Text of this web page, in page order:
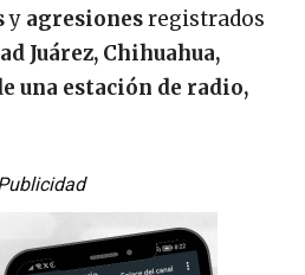
y agresionesregistrados
Juárez, Chihuahua,
una estación de radio,